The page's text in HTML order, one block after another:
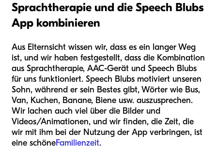
Sprachtherapie und die Speech Blubs
App kombinieren
Aus Elternsicht wissen wir, dass es ein langer Weg
ist, und wir haben festgestellt, dass die Kombination
aus Sprachtherapie, AAC-Gerät und Speech Blubs
für uns funktioniert. Speech Blubs motiviert unseren
Sohn, während er sein Bestes gibt, Wörter wie Bus,
Van, Kuchen, Banane, Biene usw. auszusprechen.
Wir lachen auch viel über die Bilder und
Videos/Animationen, und wir finden, die Zeit, die
wir mit ihm bei der Nutzung der App verbringen, ist
eine schöneFamilienzeit.